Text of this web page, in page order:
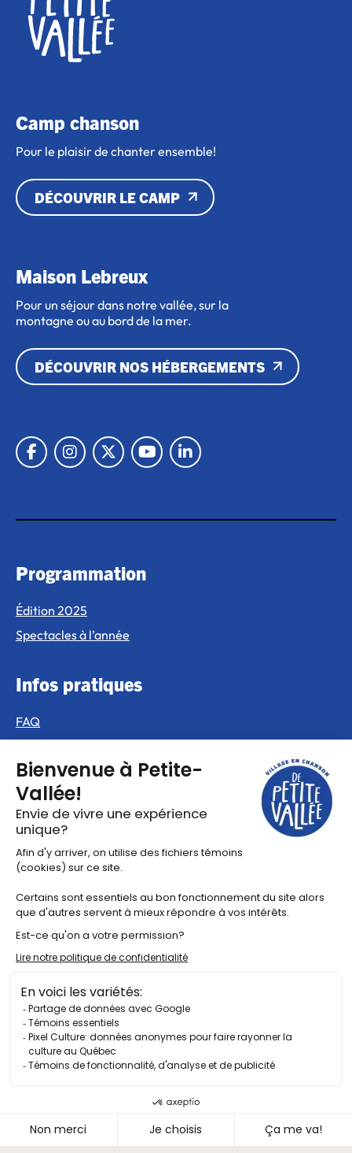
Camp chanson
Pour le plaisir de chanter ensemble!
DÉCOUVRIR LE CAMP
Maison Lebreux
Pour un séjour dans notre vallée, sur la
montagne ou au bord de la mer.
DÉCOUVRIR NOS HÉBERGEMENTS
Lien vers Facebook
Lien vers Instagram
Lien vers XLien vers Youtube
Lien vers Linkedin
Programmation
Édition 2025
Spectacles à l’année
Infos pratiques
FAQ
Où manger
Carte du site
Le Festival
Partenaires
Projets artistiques
Actualités
Pacours balado
Vidéos